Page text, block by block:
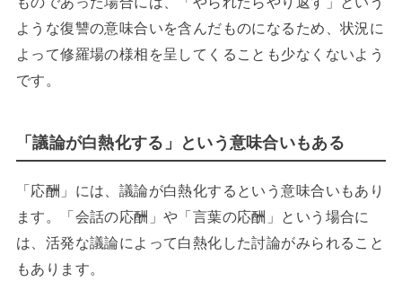
ような復讐の意味合いを含んだものになるため、状況に
よって修羅場の様相を呈してくることも少なくないよう
です。
「議論が白熱化する」という意味合いもある
「応酬」には、議論が白熱化するという意味合いもあり
ます。「会話の応酬」や「言葉の応酬」という場合に
は、活発な議論によって白熱化した討論がみられること
もあります。